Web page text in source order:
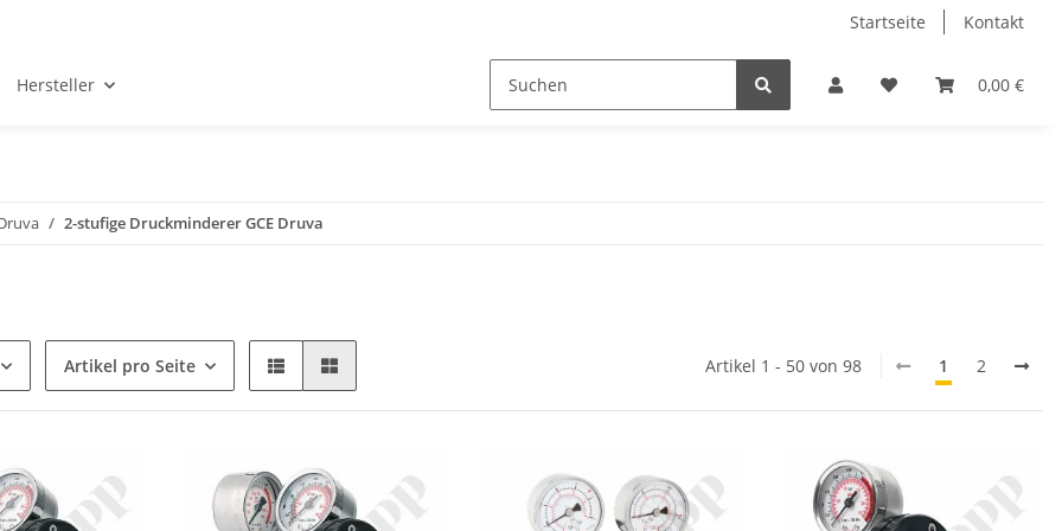
Startseite Kontakt
0,00 €
Hersteller
2-stufige Druckminderer GCE Druva
Artikel pro Seite Artikel 1 - 50 von 98 1 2